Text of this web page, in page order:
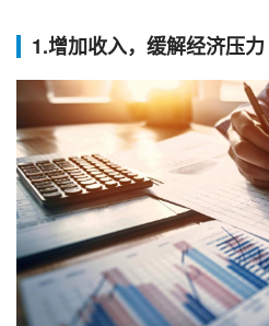
1.增加收入，缓解经济压力